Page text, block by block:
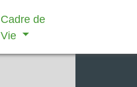
Cadre de
Vie